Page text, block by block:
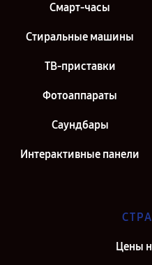
Смарт-часы
Стиральные машины
ТВ-приставки
Фотоаппараты
Саундбары
Интерактивные панели
Цены